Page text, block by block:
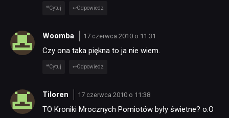
KULTURA
RETRO
TECHNOLOGIE
DYSKUSJE
Cytuj Odpowiedz
Woomba 17 czerwca 2010 o 11:31
Czy ona taka piękna to ja nie wiem.
Cytuj Odpowiedz
Tiloren 17 czerwca 2010 o 11:38
TO Kroniki Mrocznych Pomiotów były świetne? o.O